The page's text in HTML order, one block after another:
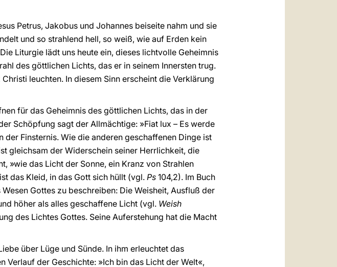
Petrus, Jakobus und Johannes beiseite nahm und sie
und so strahlend hell, so weiß, wie auf Erden kein
Liturgie lädt uns heute ein, dieses lichtvolle Geheimnis
des göttlichen Lichts, das er in seinem Innersten trug.
leuchten. In diesem Sinn erscheint die Verklärung
für das Geheimnis des göttlichen Lichts, das in der
Schöpfung sagt der Allmächtige: »Fiat lux – Es werde
Finsternis. Wie die anderen geschaffenen Dinge ist
gleichsam der Widerschein seiner Herrlichkeit, die
»wie das Licht der Sonne, ein Kranz von Strahlen
das Kleid, in das Gott sich hüllt (vgl. Ps 104,2). Im Buch
Gottes zu beschreiben: Die Weisheit, Ausfluß der
höher als alles geschaffene Licht (vgl. Weish
des Lichtes Gottes. Seine Auferstehung hat die Macht
über Lüge und Sünde. In ihm erleuchtet das
der Geschichte: »Ich bin das Licht der Welt«,